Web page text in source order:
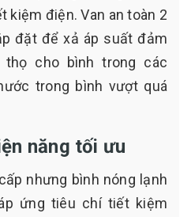
kiệm điện. Van an toàn 2
đặt để xả áp suất đảm
cho bình trong các
trong bình vượt quá
năng tối ưu
nhưng bình nóng lạnh
ứng tiêu chí tiết kiệm